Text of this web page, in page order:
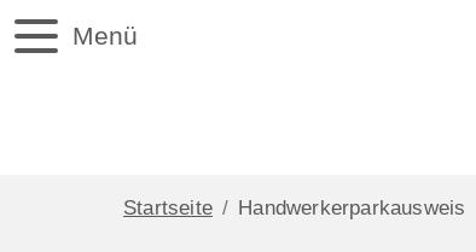
Menü
Startseite Handwerkerparkausweis